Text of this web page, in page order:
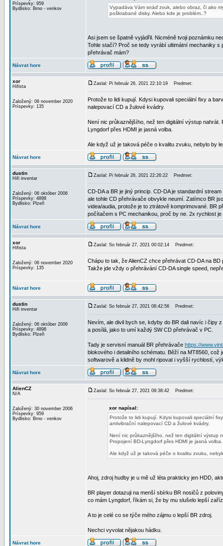
Príspevky: 959
Bydlisko: Brno - venkov
Vypadáva Vám snáď zvuk, alebo obraz, či ako
poškrabané disky. Alebo kde je problém..?
Asi jsem se špatně vyjádřil. Nicméně tvoji poznámku
Tohle stačí? Proč se tedy vyrábí ultimátní mechaniky
přehrávač mám?
Návrat hore
xor
Hifista
Založený: 06 november 2020
Príspevky: 135
Zaslal: Pi február 26, 2021 22:10:19 Predmet:
Protože to lidi kupují. Kdysi kupovali speciální fixy a
nalepovací CD a žulové kvádry.
Není nic průkaznějšího, než ten digitální výstup
Lyngdorf přes HDMI je jasná volba.
Ale když už je taková péče o kvalitu zvuku, nebylo by
Návrat hore
dustin
Hifi inventar
Založený: 06 október 2006
Príspevky: 4898
Bydlisko: Plzeň
Zaslal: Pi február 26, 2021 22:26:22 Predmet:
CD-DA a BR je jiný princip. CD-DA je standardní
ale tohle CD přehrávače obvykle neumí. Zatímco BR
videa/audia, protože je to ztrátově komprimované. BR
počítačem s PC mechanikou, proč by ne. 2x rychlost
Návrat hore
xor
Hifista
Založený: 06 november 2020
Príspevky: 135
Zaslal: So február 27, 2021 00:02:14 Predmet:
Chápu to tak, že AlienCZ chce přehrávat CD-DA na
Takže jde vždy o přehrávání CD-DA single speed,
Návrat hore
dustin
Hifi inventar
Založený: 06 október 2006
Príspevky: 4898
Bydlisko: Plzeň
Zaslal: So február 27, 2021 08:42:56 Predmet:
Nevím, ale divil bych se, kdyby do BR dali navíc i čipy
a posílá, jako to umí každý SW CD přehrávač v PC.
Tady je servisní manuál BR přehrávače https://
blokového i detailního schématu. Běží na MT8560, což
softwarově a klidně by mohl ripovat i vyšší rychlostí,
Návrat hore
AlienCZ
N/A
Založený: 30 november 2006
Príspevky: 959
Bydlisko: Brno - venkov
Zaslal: So február 27, 2021 09:38:42 Predmet:
xor napísal:
Protože to lidi kupují. Kdysi kupovali speciální
antivibrační nalepovací CD a žulové kvádry.
Není nic průkaznějšího, než ten digitální výstup
Propojení BD-Lyngdorf přes HDMI je jasná volba.
Ale když už je taková péče o kvalitu zvuku,
Ahoj, zdroj hudby je u mě už léta prakticky jen HDD,
BR player dotazuji na menší sbírku BR nosičů z
co mám Lyngdorf, říkám si, že by mu slušelo lepší
A to je celé co se týče mého zájmu o lepší BR zdroj.
Nechci vyvolat nějakou hádku.
Návrat hore